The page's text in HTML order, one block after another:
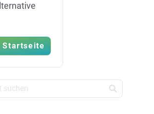
Startseite